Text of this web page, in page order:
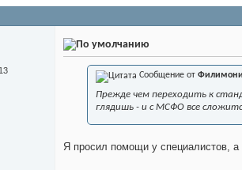
Сообщение от
Прежде чем переходить к
глядишь - и с МСФО все
Я просил помощи у специалистов, а